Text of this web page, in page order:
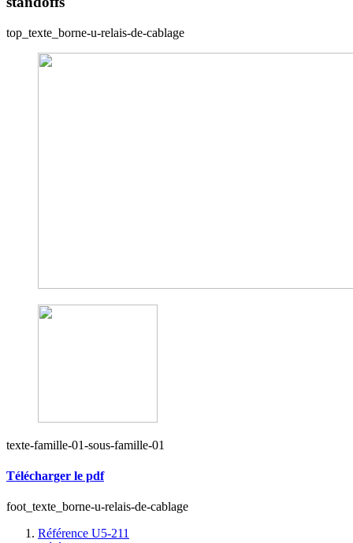
top_texte_borne-u-relais-de-cablage
texte-famille-01-sous-famille-01
Télécharger le pdf
foot_texte_borne-u-relais-de-cablage
Référence U5-211